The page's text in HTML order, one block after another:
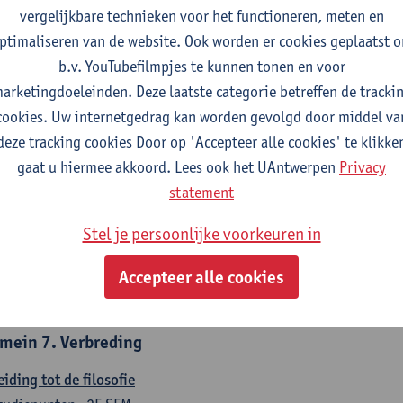
1E/2E SEM
studiepunten
Tom Van Caneghem Christine Lippens
6. Kwantitatieve methoden
statistiek en kansrekenen
2E SEM
studiepunten
Stephan Van der Veeken
methoden en technieken
1E/2E SEM
Ida Ruts
7. Verbreding
tot de filosofie
vergelijkbare technieken voor het functioneren, meten en
van de website. Ook worden er cookies geplaatst
b.v. YouTubefilmpjes te kunnen tonen en voor
Deze laatste categorie betreffen de
Uw internetgedrag kan worden gevolgd door middel
tracking cookies Door op 'Accepteer alle cookies' te
gaat u hiermee akkoord. Lees ook het UAntwerpen Privacy
statement
Stel je persoonlijke voorkeuren in
Accepteer alle cookies